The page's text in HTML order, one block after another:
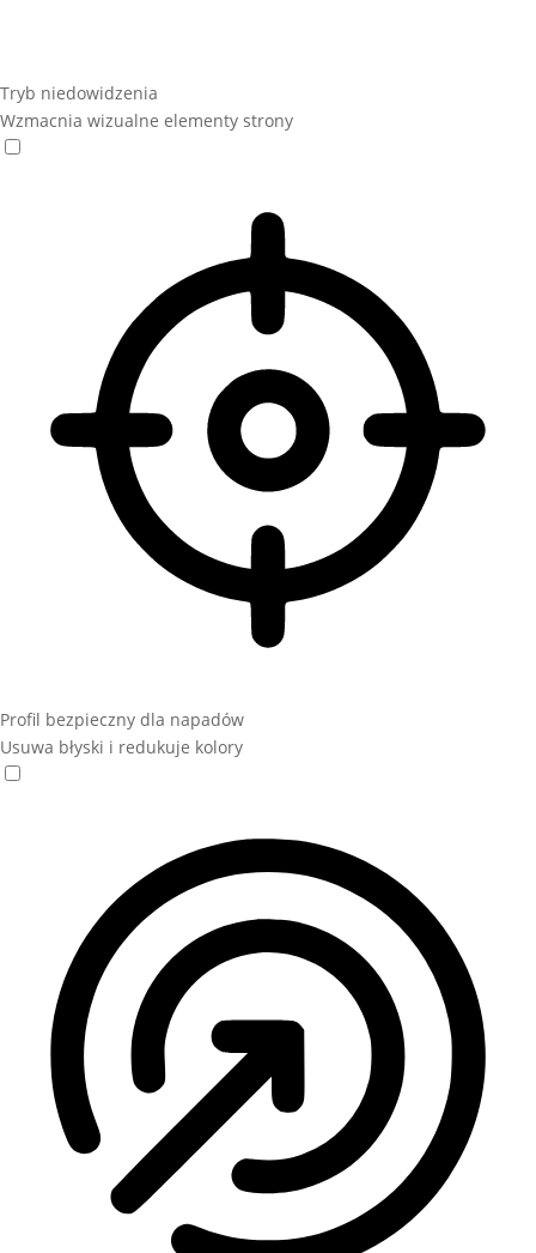
Tryb niedowidzenia
Wzmacnia wizualne elementy strony
Profil bezpieczny dla napadów
Usuwa błyski i redukuje kolory